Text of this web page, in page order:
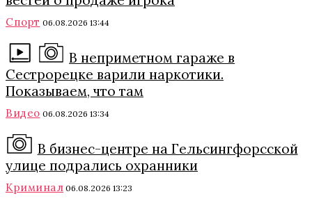
Спорт 06.08.2026 13:44
В неприметном гараже в
Сестрорецке варили наркотики.
Показываем, что там
Видео 06.08.2026 13:34
В бизнес-центре на Гельсингфорсской
улице подрались охранники
Криминал 06.08.2026 13:23